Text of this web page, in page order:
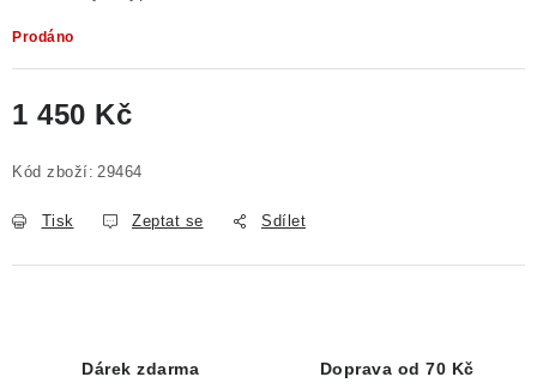
Prodáno
1 450 Kč
Kód zboží: 29464
Tisk Zeptat se Sdílet
Dárek zdarma Doprava od 70 Kč